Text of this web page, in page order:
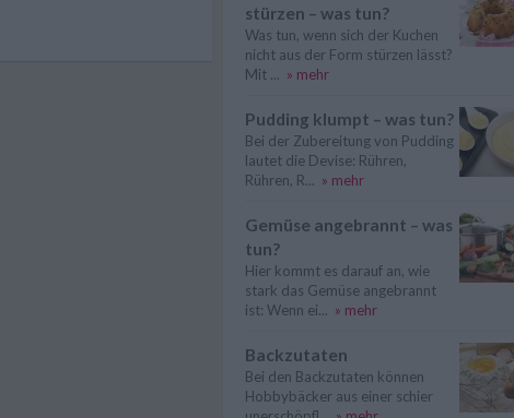
stürzen – was tun?
Was tun, wenn sich der Kuchen
nicht aus der Form stürzen lässt?
Mit ... » mehr
Pudding klumpt – was tun?
Bei der Zubereitung von Pudding
lautet die Devise: Rühren,
Rühren, R... » mehr
Gemüse angebrannt – was
tun?
Hier kommt es darauf an, wie
stark das Gemüse angebrannt
ist: Wenn ei... » mehr
Backzutaten
Bei den Backzutaten können
Hobbybäcker aus einer schier